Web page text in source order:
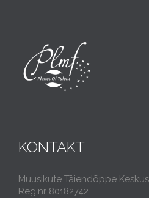
KONTAKT
Muusikute Täiendõppe
Reg.nr 80182742